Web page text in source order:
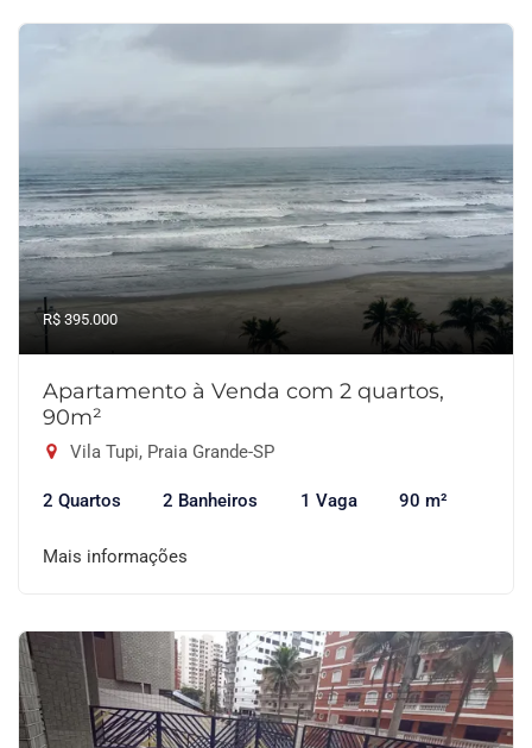
R$ 395.000
Apartamento à Venda com 2 quartos,
90m²
Vila Tupi, Praia Grande-SP
2 Quartos 2 Banheiros 1 Vaga 90 m²
Mais informações